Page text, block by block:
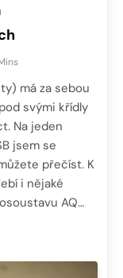
má za sebou
svými křídly
Na jeden
jsem se
přečíst. K
i nějaké
AQ…